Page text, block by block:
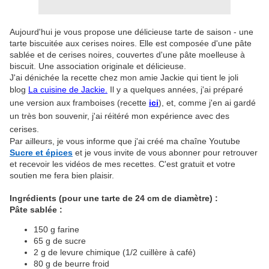
Aujourd'hui je vous propose une délicieuse tarte de saison - une
tarte biscuitée aux cerises noires. Elle est composée d'une pâte
sablée et de cerises noires, couvertes d'une pâte moelleuse à
biscuit. Une association originale et délicieuse.
J'ai dénichée la recette chez mon amie Jackie qui tient le joli
blog La cuisine de Jackie. Il y a quelques années, j'ai préparé
une version aux framboises (recette ici), et, comme j'en ai gardé
un très bon souvenir, j'ai réitéré mon expérience avec des
cerises.
Par ailleurs, je vous informe que j'ai créé ma chaîne Youtube
Sucre et épices et je vous invite de vous abonner pour retrouver
et recevoir les vidéos de mes recettes. C'est gratuit et votre
soutien me fera bien plaisir.
Ingrédients (pour une tarte de 24 cm de diamètre) :
Pâte sablée :
150 g farine
65 g de sucre
2 g de levure chimique (1/2 cuillère à café)
80 g de beurre froid